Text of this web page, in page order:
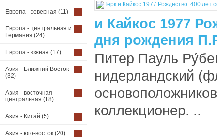
Европа - северная (11)
Европа - центральная и
Германия (24)
Европа - южная (17)
Азия - Ближний Восток
(32)
Азия - восточная -
центральная (18)
Азия - Китай (5)
Азия - юго-восток (20)
и Кайкос 1977
дня рождения
Питер Пауль
нидерландский
коллекционер. ..